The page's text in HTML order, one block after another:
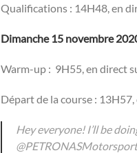
Qualifications : 14H48, en
Dimanche 15 novembre
Warm-up : 9H55, en direct
Départ de la course :
Hey everyone! I’ll be